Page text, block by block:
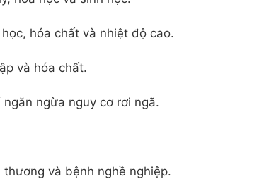
hóa chất và nhiệt độ cao.
và hóa chất.
ngừa nguy cơ rơi ngã.
và bệnh nghề nghiệp.